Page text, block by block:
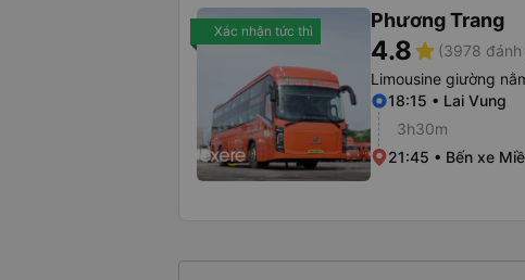
Xác nhận tức thì Phương Trang
4.8star (3978 đánh
Limousine giường
18:15 • Lai Vung
3h30m
21:45 • Bến xe